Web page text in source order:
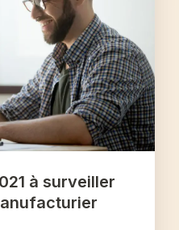
à surveiller